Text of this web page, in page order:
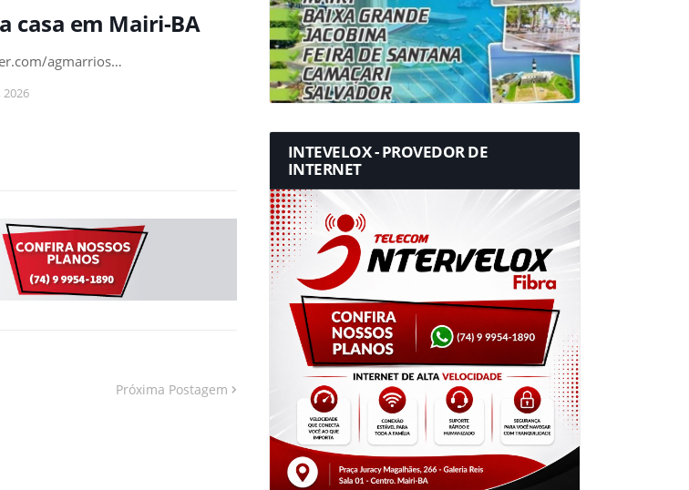
casa em Mairi-BA
agmarrios…
2026
Próxima Postagem
INTEVELOX - PROVEDOR DE
INTERNET